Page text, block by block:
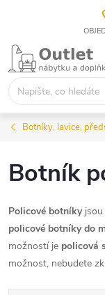
Přejít
obsah
Botníky, lavice,
Botník
Policové botníkyjsou
policové botníky do
možností je policová
možnost, nebudete